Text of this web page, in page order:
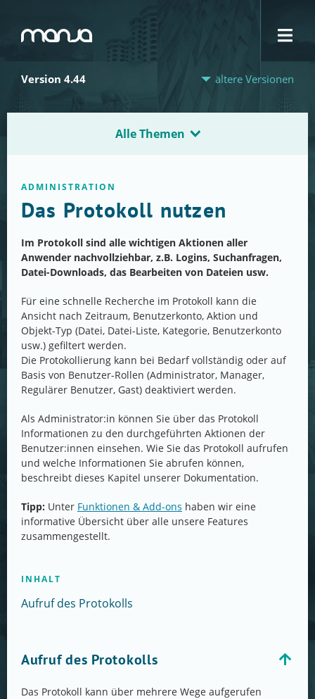
Navigation
Version 4.44 ältere Versionen
Alle Themen
ADMINISTRATION
Das Protokoll nutzen
Im Protokoll sind alle wichtigen Aktionen aller
Anwender nachvollziehbar, z.B. Logins, Suchanfragen,
Datei-Downloads, das Bearbeiten von Dateien usw.
Für eine schnelle Recherche im Protokoll kann die
Ansicht nach Zeitraum, Benutzerkonto, Aktion und
Objekt-Typ (Datei, Datei-Liste, Kategorie, Benutzerkonto
usw.) gefiltert werden.
Die Protokollierung kann bei Bedarf vollständig oder auf
Basis von Benutzer-Rollen (Administrator, Manager,
Regulärer Benutzer, Gast) deaktiviert werden.
Als Administrator:in können Sie über das Protokoll
Informationen zu den durchgeführten Aktionen der
Benutzer:innen einsehen. Wie Sie das Protokoll aufrufen
und welche Informationen Sie abrufen können,
beschreibt dieses Kapitel unserer Dokumentation.
Tipp: Unter Funktionen & Add-ons haben wir eine
informative Übersicht über alle unsere Features
zusammengestellt.
INHALT
Aufruf des Protokolls
Aufruf des Protokolls
Das Protokoll kann über mehrere Wege aufgerufen